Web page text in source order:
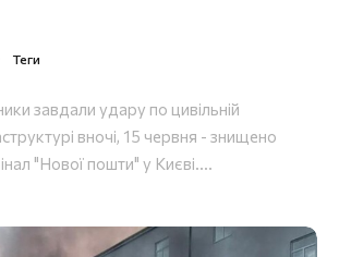
Теги
завдали удару по цивільній
вночі, 15 червня - знищено
"Нової пошти" у Києві....